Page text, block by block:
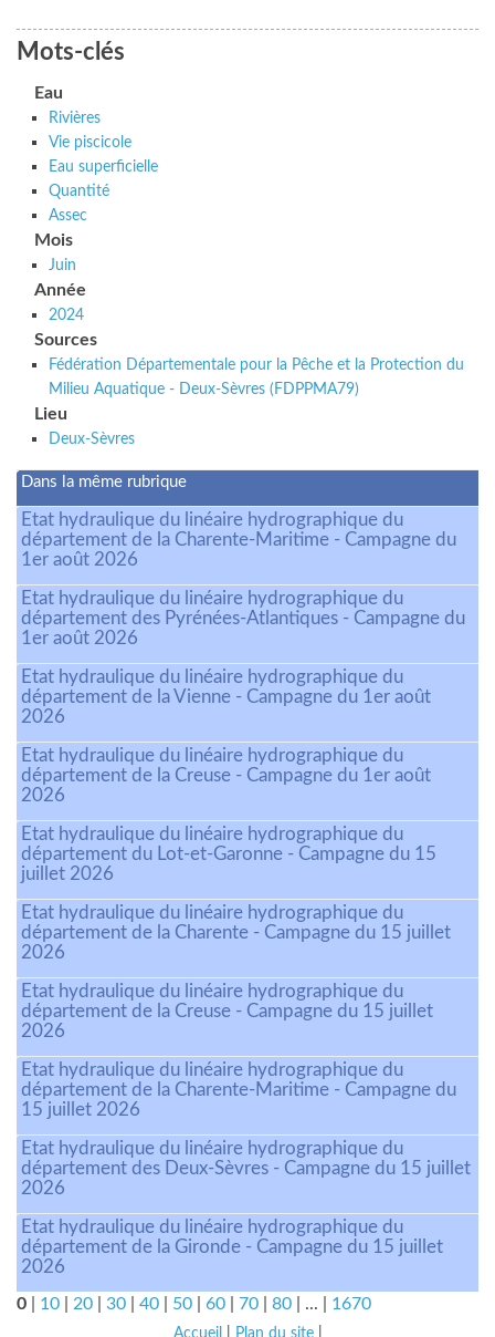
Mots-clés
Eau
Rivières
Vie piscicole
Eau superficielle
Quantité
Assec
Mois
Juin
Année
2024
Sources
Fédération Départementale pour la Pêche et la Protection du
Milieu Aquatique - Deux-Sèvres (FDPPMA79)
Lieu
Deux-Sèvres
Dans la même rubrique
Etat hydraulique du linéaire hydrographique du
département de la Charente-Maritime - Campagne du
1er août 2026
Etat hydraulique du linéaire hydrographique du
département des Pyrénées-Atlantiques - Campagne du
1er août 2026
Etat hydraulique du linéaire hydrographique du
département de la Vienne - Campagne du 1er août
2026
Etat hydraulique du linéaire hydrographique du
département de la Creuse - Campagne du 1er août
2026
Etat hydraulique du linéaire hydrographique du
département du Lot-et-Garonne - Campagne du 15
juillet 2026
Etat hydraulique du linéaire hydrographique du
département de la Charente - Campagne du 15 juillet
2026
Etat hydraulique du linéaire hydrographique du
département de la Creuse - Campagne du 15 juillet
2026
Etat hydraulique du linéaire hydrographique du
département de la Charente-Maritime - Campagne du
15 juillet 2026
Etat hydraulique du linéaire hydrographique du
département des Deux-Sèvres - Campagne du 15 juillet
2026
Etat hydraulique du linéaire hydrographique du
département de la Gironde - Campagne du 15 juillet
2026
0 10 20 30 40 50 60 70 80 ... 1670
Accueil Plan du site|